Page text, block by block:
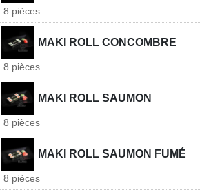
8 pièces
MAKI ROLL CONCOMBRE
8 pièces
MAKI ROLL SAUMON
8 pièces
MAKI ROLL SAUMON FUMÉ
8 pièces